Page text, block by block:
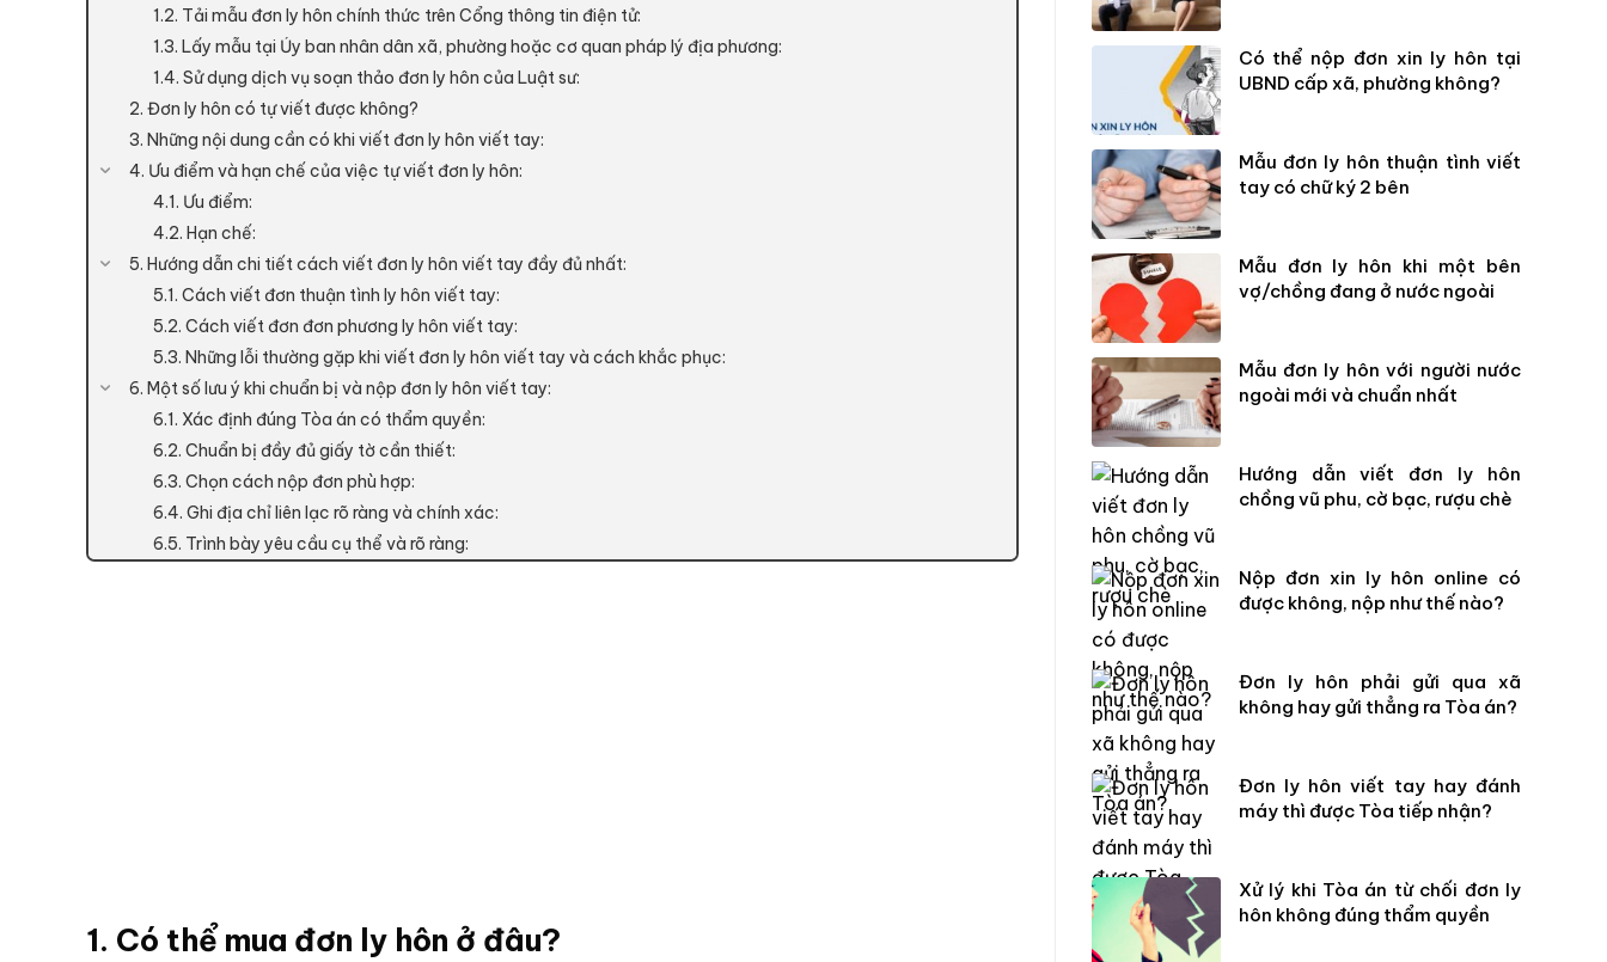
1.2. Tải mẫu đơn ly hôn chính thức trên Cổng thông tin điện tử:
1.3. Lấy mẫu tại Ủy ban nhân dân xã, phường hoặc cơ quan pháp lý địa phương:
1.4. Sử dụng dịch vụ soạn thảo đơn ly hôn của Luật sư:
2. Đơn ly hôn có tự viết được không?
3. Những nội dung cần có khi viết đơn ly hôn viết tay:
4. Ưu điểm và hạn chế của việc tự viết đơn ly hôn:
4.1. Ưu điểm:
4.2. Hạn chế:
5. Hướng dẫn chi tiết cách viết đơn ly hôn viết tay đầy đủ nhất:
5.1. Cách viết đơn thuận tình ly hôn viết tay:
5.2. Cách viết đơn đơn phương ly hôn viết tay:
5.3. Những lỗi thường gặp khi viết đơn ly hôn viết tay và cách khắc phục:
6. Một số lưu ý khi chuẩn bị và nộp đơn ly hôn viết tay:
6.1. Xác định đúng Tòa án có thẩm quyền:
6.2. Chuẩn bị đầy đủ giấy tờ cần thiết:
6.3. Chọn cách nộp đơn phù hợp:
6.4. Ghi địa chỉ liên lạc rõ ràng và chính xác:
6.5. Trình bày yêu cầu cụ thể và rõ ràng:
1. Có thể mua đơn ly hôn ở đâu?
Có thể nộp đơn xin ly hôn tại
UBND cấp xã, phường không?
Mẫu đơn ly hôn thuận tình viết
tay có chữ ký 2 bên
Mẫu đơn ly hôn khi một bên
vợ/chồng đang ở nước ngoài
Mẫu đơn ly hôn với người nước
ngoài mới và chuẩn nhất
Hướng dẫn viết đơn ly hôn
chồng vũ phu, cờ bạc, rượu chè
Nộp đơn xin ly hôn online có
được không, nộp như thế nào?
Đơn ly hôn phải gửi qua xã
không hay gửi thẳng ra Tòa án?
Đơn ly hôn viết tay hay đánh
máy thì được Tòa tiếp nhận?
Xử lý khi Tòa án từ chối đơn ly
hôn không đúng thẩm quyền